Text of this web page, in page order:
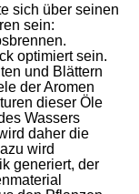
sich über seinen
sein:
optimiert sein.
und Blättern
der Aromen
dieser Öle
Wassers
daher die
wird
generiert, der